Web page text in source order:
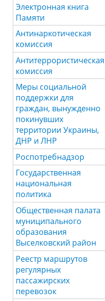
Электронная книга
Памяти
Антинаркотическая
комиссия
Антитеррористическая
комиссия
Меры социальной
поддержки для
граждан, вынужденно
покинувших
территории Украины,
ДНР и ЛНР
Роспотребнадзор
Государственная
национальная
политика
Общественная палата
муниципального
образования
Выселковский район
Реестр маршрутов
регулярных
пассажирских
перевозок